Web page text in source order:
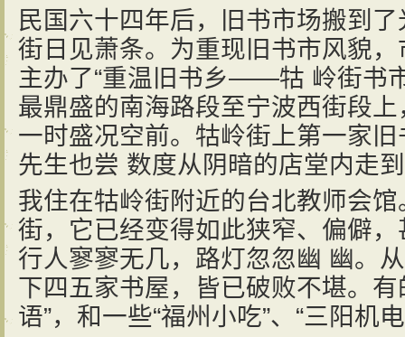
民国六十四年后，旧书市场搬到
街日见萧条。为重现旧书市风貌
主办了“重温旧书乡——牯 岭街书
最鼎盛的南海路段至宁波西街段
一时盛况空前。牯岭街上第一家旧
先生也尝 数度从阴暗的店堂内走
我住在牯岭街附近的台北教师会
街，它已经变得如此狭窄、偏僻
行人寥寥无几，路灯忽忽幽 幽。
下四五家书屋，皆已破败不堪。
语”，和一些“福州小吃”、“三阳机